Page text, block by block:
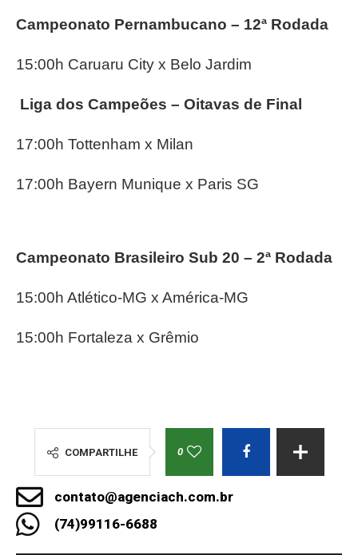
Campeonato Pernambucano – 12ª Rodada
15:00h Caruaru City x Belo Jardim
Liga dos Campeões – Oitavas de Final
17:00h Tottenham x Milan
17:00h Bayern Munique x Paris SG
Campeonato Brasileiro Sub 20 – 2ª Rodada
15:00h Atlético-MG x América-MG
15:00h Fortaleza x Grêmio
COMPARTILHE 0
contato@agenciach.com.br
(74)99116-6688